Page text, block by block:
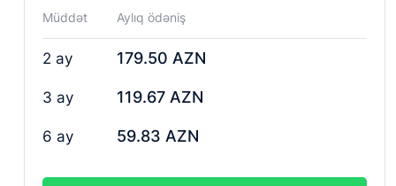
Müddət Aylıq ödəniş
2 ay 179.50 AZN
3 ay 119.67 AZN
6 ay 59.83 AZN